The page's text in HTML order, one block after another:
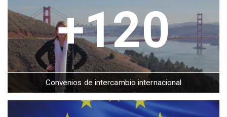
+120
Convenios de intercambio internacional